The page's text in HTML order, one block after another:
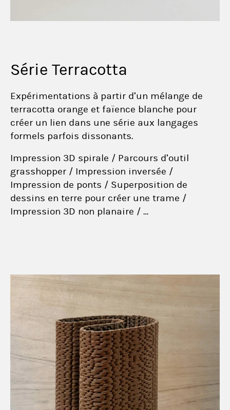
Série Terracotta
Expérimentations à partir d’un mélange de
terracotta orange et faïence blanche pour
créer un lien dans une série aux langages
formels parfois dissonants.
Impression 3D spirale / Parcours d’outil
grasshopper / Impression inversée /
Impression de ponts / Superposition de
dessins en terre pour créer une trame /
Impression 3D non planaire / …